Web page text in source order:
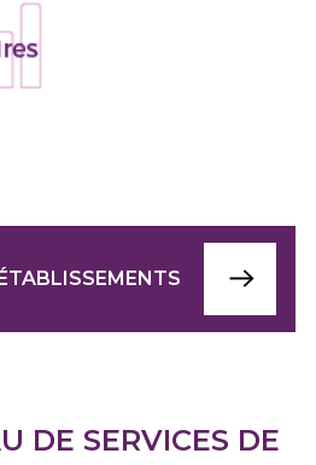
DE SERVICES DE